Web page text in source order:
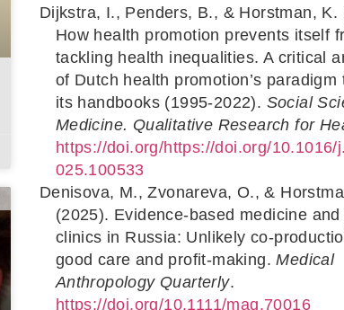
Dijkstra, I., Penders, B., & Horstman, K.
How health promotion prevents itself
tackling health inequalities. A critical
of Dutch health promotion’s paradigm
its handbooks (1995-2022). Social
Medicine. Qualitative Research for
https://doi.org/https://doi.org/10.1016/
025.100533
Denisova, M., Zvonareva, O., &
(2025). Evidence-based medicine
clinics in Russia: Unlikely co-
good care and profit-making.Medical
Anthropology Quarterly.
https://doi.org/10.1111/maq.70016